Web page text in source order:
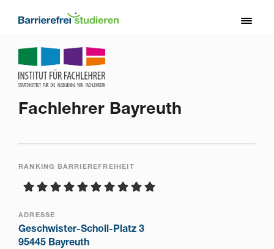
Fachlehrer Bayreuth
RANKING BARRIEREFREIHEIT
ADRESSE
Geschwister-Scholl-Platz 3
95445 Bayreuth